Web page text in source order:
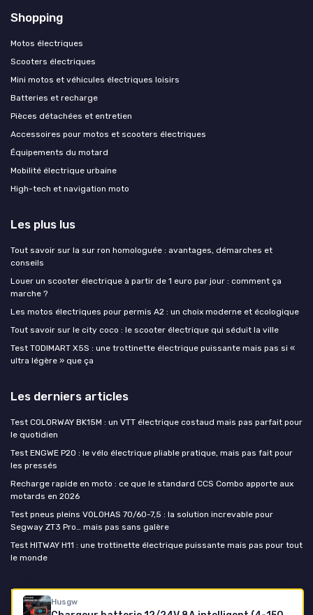
Husgw
Shopping
Motos électriques
Scooters électriques
Mini motos et véhicules électriques loisirs
Batteries et recharge
Pièces détachées et entretien
Accessoires pour motos et scooters électriques
Équipements du motard
Mobilité électrique urbaine
High-tech et navigation moto
Les plus lus
Tout savoir sur la sur ron homologuée : avantages, démarches et
conseils
Louer un scooter électrique à partir de 1 euro par jour : comment ça
marche ?
Les motos électriques pour permis A2 : un choix moderne et écologique
Tout savoir sur le city coco : le scooter électrique qui séduit la ville
Test TODIMART X5S : une trottinette électrique puissante mais pas si «
ultra légère » que ça
Les derniers articles
Test COLORWAY BK15M : un VTT électrique costaud mais pas parfait pour
le quotidien
Test ENGWE P20 : le vélo électrique pliable pratique, mais pas fait pour
les pressés
Recharge rapide en moto : ce que le standard CCS Combo apporte aux
motards en 2026
Test pneus pleins VOLOHAS 70/60-7,5 : la solution increvable pour
Segway ZT3 Pro… mais pas sans galère
Test HITWAY H11 : une trottinette électrique puissante mais pas pour tout
le monde
Moto-électrique.net